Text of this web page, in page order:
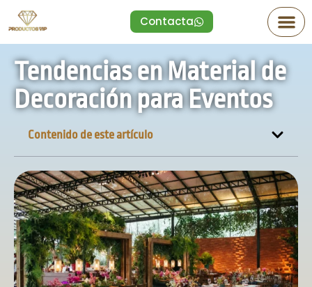
Contacta
Tendencias en Material de
Decoración para Eventos
Contenido de este artículo